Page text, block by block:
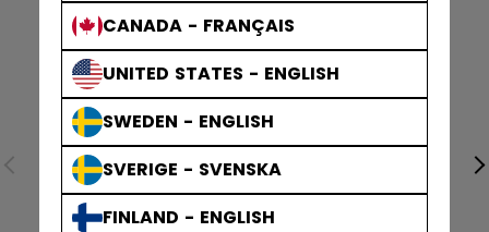
CANADA - FRANÇAIS
UNITED STATES - ENGLISH
SWEDEN - ENGLISH
SVERIGE - SVENSKA
FINLAND - ENGLISH